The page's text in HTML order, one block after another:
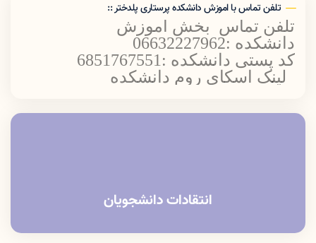
تلفن تماس با اموزش دانشکده پرستاری پلدختر ::
تلفن تماس بخش اموزش
دانشکده :06632227962
کد پستی دانشکده :6851767551
لینک اسکای روم دانشکده
ch/lums/poldokhtar.nursing
انتقادات دانشجویان